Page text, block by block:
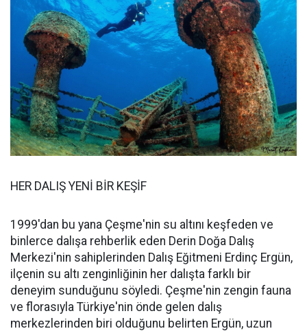
HER DALIŞ YENİ BİR KEŞİF
1999'dan bu yana Çeşme'nin su altını keşfeden ve
binlerce dalışa rehberlik eden Derin Doğa Dalış
Merkezi'nin sahiplerinden Dalış Eğitmeni Erdinç Ergün,
ilçenin su altı zenginliğinin her dalışta farklı bir
deneyim sunduğunu söyledi. Çeşme'nin zengin fauna
ve florasıyla Türkiye'nin önde gelen dalış
merkezlerinden biri olduğunu belirten Ergün, uzun